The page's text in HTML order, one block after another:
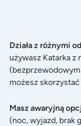
Działa z różnymi
używasz Katarka
możesz
Masz awaryjną
(noc, wyjazd, brak